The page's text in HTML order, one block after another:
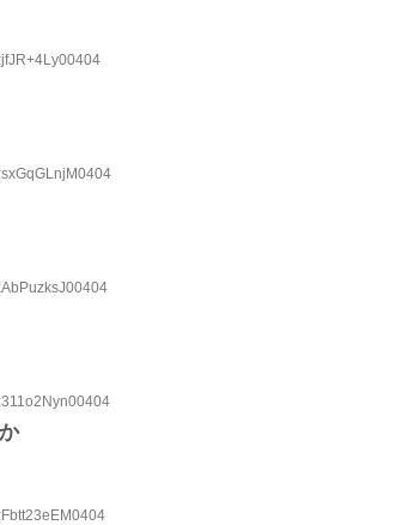
jfJR+4Ly00404
sxGqGLnjM0404
AbPuzksJ00404
311o2Nyn00404
Fbtt23eEM0404